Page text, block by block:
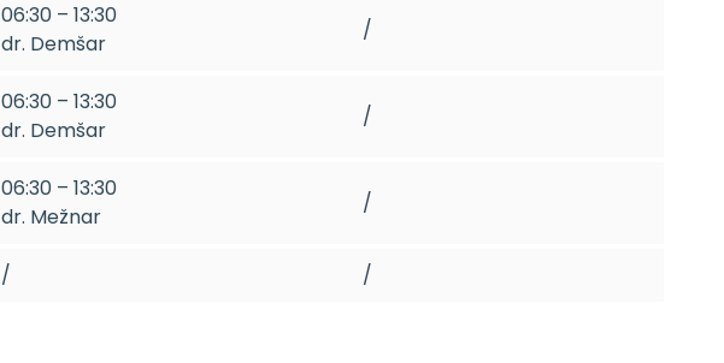
06:30 – 13:30
dr. Demšar
/
06:30 – 13:30
dr. Demšar
/
06:30 – 13:30
dr. Mežnar
/
/ /